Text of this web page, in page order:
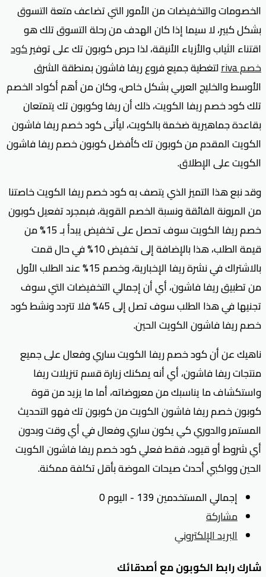
الخصومات والتخفيضات من الأمور التي تضاعف متعة التسوق
بشكل كبير، لا سيما إذا كان الهدف من رحلة التسوق تلك هو
اقتناء الثياب والأزياء الأنيقة، لذا حرص كوبون تك على توفيركود
خصم riva
لتغطية جميع فروع ريفا فاشون بمنطقة الشرق
الأوسط والخليج العربي بشكل خاص، وكان من أهم أكواد الخصم
تلك كود خصم ريفا الكويت، ذلك أن ريفا وكوبون تك يتمتعان
بقاعدة جماهيرية ضخمة بالكويت، ليأتى كود خصم ريفا فاشون
الكويت المقدم من كوبون تك كأفضل كوبون خصم ريفا فاشون
الكويت على الإطلاق.
وقد نبع هذا التميز الذي يتصف به كود خصم ريفا الكويت خاصتنا
من المرونة الفائقة ونسبة الخصم القوية، فبمجرد تفعيل كوبون
خصم ريفا الكويت سوف تحصل على تخفيض يبدأ بـ 15% من
قيمة الطلب، هذا بالإضافة إلى تخفيض 10% في حال قمت
بالاشتراك في نشرة ريفا الإخبارية، وخصم 15% عند الطلب الأول
من تطبيق ريفا فاشون، أي أن إجمالي التخفيضات التي سوف
تجنيها في هذا الطلب سوف تصل إلى 45% فلا تتردد ونشط كود
خصم ريفا فاشون الكويت الحين.
ناهيك عن أن كود خصم ريفا الكويت ساري وفعال على جميع
منتجات ريفا فاشون، أي أنه يمكنك زيارة قسم تنزيلات ريفا
واستكشاف ما يناسبك من معروضاته، أما ما يزيد من قوة
كوبون خصم ريفا فاشون الكويت من كوبون تك فهو التحديث
المستمر والدوري كي يكون ساري وفعال في أي وقت وبدون
أي شروط أو قيود، فقط فعلي كود خصم ريفا فاشون الكويت
الحين وواكبي أحدث صيحات الموضة بأقل تكلفة ممكنة.
إجمالي المستخدمين 139 - اليوم 0
مشاركة
البريد الإلكتروني
شارك رابط الكوبون مع أصدقائك